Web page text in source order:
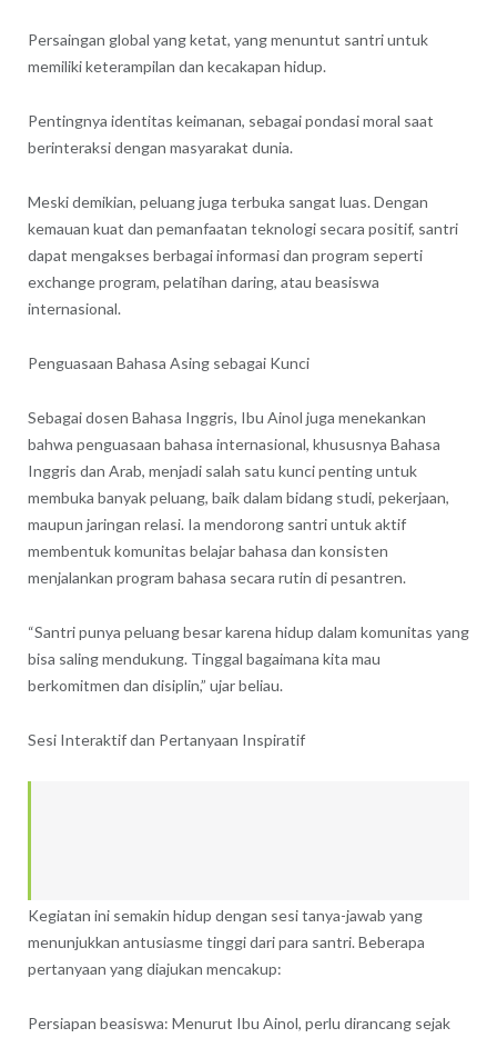
Persaingan global yang ketat, yang menuntut santri untuk
memiliki keterampilan dan kecakapan hidup.
Pentingnya identitas keimanan, sebagai pondasi moral saat
berinteraksi dengan masyarakat dunia.
Meski demikian, peluang juga terbuka sangat luas. Dengan
kemauan kuat dan pemanfaatan teknologi secara positif, santri
dapat mengakses berbagai informasi dan program seperti
exchange program, pelatihan daring, atau beasiswa
internasional.
Penguasaan Bahasa Asing sebagai Kunci
Sebagai dosen Bahasa Inggris, Ibu Ainol juga menekankan
bahwa penguasaan bahasa internasional, khususnya Bahasa
Inggris dan Arab, menjadi salah satu kunci penting untuk
membuka banyak peluang, baik dalam bidang studi, pekerjaan,
maupun jaringan relasi. Ia mendorong santri untuk aktif
membentuk komunitas belajar bahasa dan konsisten
menjalankan program bahasa secara rutin di pesantren.
“Santri punya peluang besar karena hidup dalam komunitas yang
bisa saling mendukung. Tinggal bagaimana kita mau
berkomitmen dan disiplin,” ujar beliau.
Sesi Interaktif dan Pertanyaan Inspiratif
Kegiatan ini semakin hidup dengan sesi tanya-jawab yang
menunjukkan antusiasme tinggi dari para santri. Beberapa
pertanyaan yang diajukan mencakup:
Persiapan beasiswa: Menurut Ibu Ainol, perlu dirancang sejak